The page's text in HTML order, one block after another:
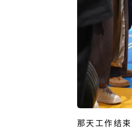
那天工作结